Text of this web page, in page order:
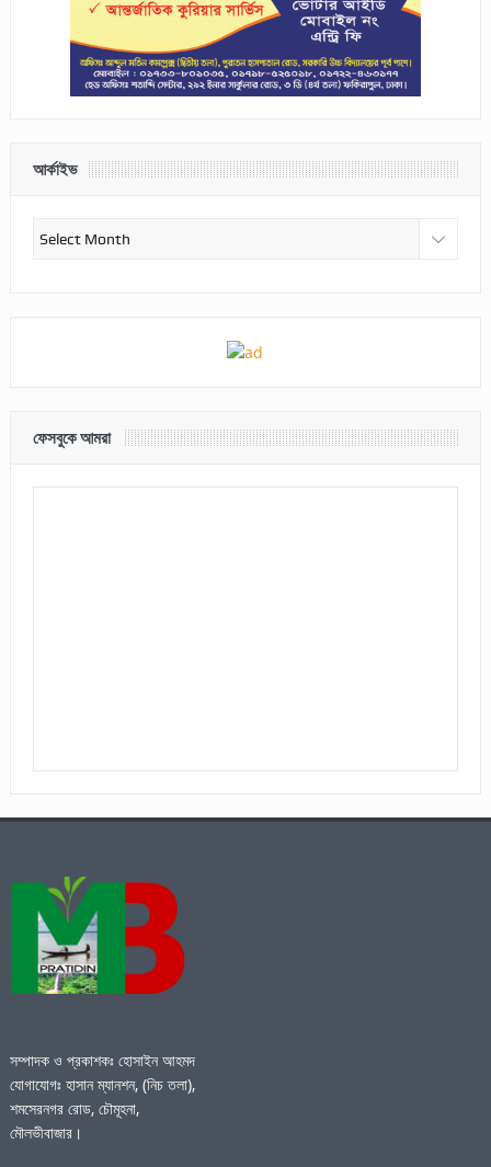
আর্কাইভ
আর্কাইভ
ফেসবুকে আমরা
সম্পাদক ও প্রকাশকঃ হোসাইন আহমদ
যোগাযোগঃ হাসান ম্যানশন, (নিচ তলা),
শমসেরনগর রোড, চৌমূহনা,
মৌলভীবাজার।